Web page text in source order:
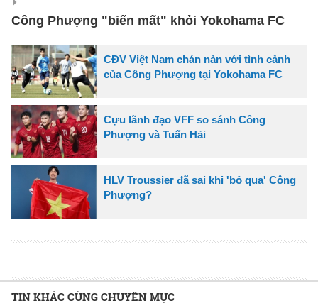
Công Phượng "biến mất" khỏi Yokohama FC
CĐV Việt Nam chán nản với tình cảnh
của Công Phượng tại Yokohama FC
Cựu lãnh đạo VFF so sánh Công
Phượng và Tuấn Hải
HLV Troussier đã sai khi 'bỏ qua' Công
Phượng?
TIN KHÁC CÙNG CHUYÊN MỤC